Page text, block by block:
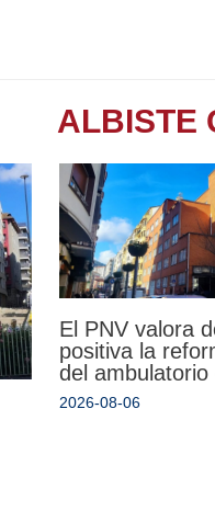
ALBISTE
El PNV valora
positiva la
del ambulatorio
2026-08-06